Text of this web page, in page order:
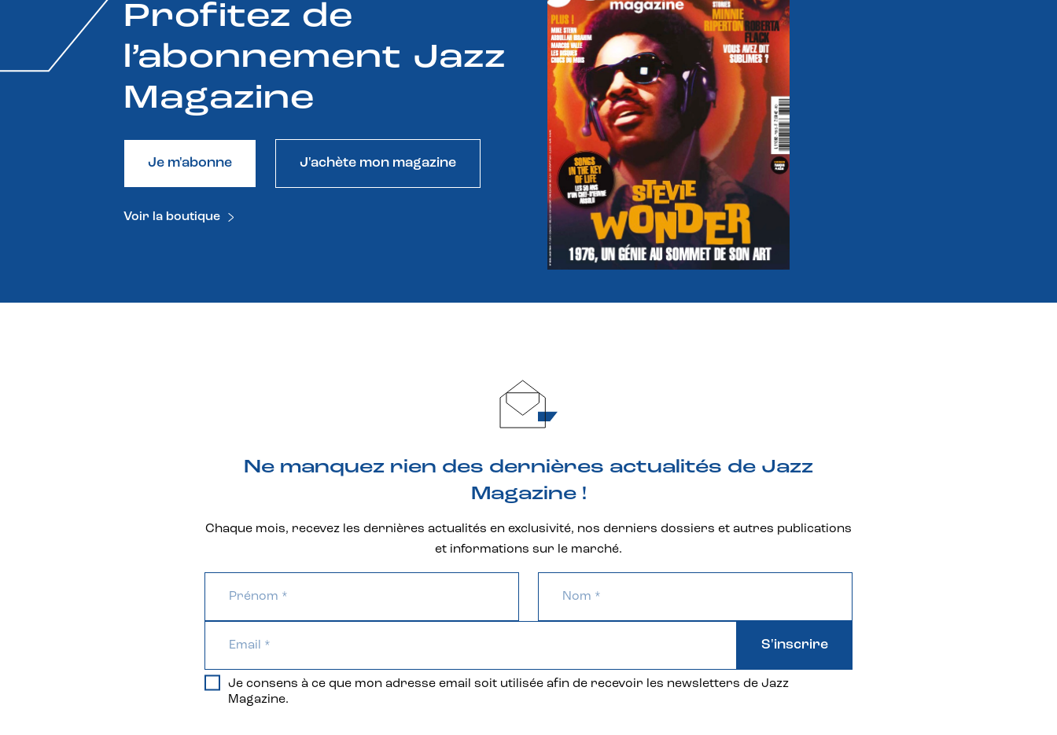
Profitez de
l’abonnement Jazz
Magazine
Je m'abonne J'achète mon magazine
Voir la boutique
Ne manquez rien des dernières actualités de Jazz
Magazine !
Chaque mois, recevez les dernières actualités en exclusivité, nos derniers dossiers et autres publications
et informations sur le marché.
Je consens à ce que mon adresse email soit utilisée afin de recevoir les newsletters de Jazz
Magazine.
S'inscrire